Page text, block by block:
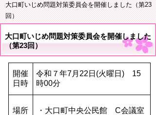
大口町いじめ問題対策委員会を開催しました（第23
回）
大口町いじめ問題対策委員会を開催しました
（第23回）
開催
日時
令和７年7月22日(火曜日) 15
時00分
場所 ・大口町中央公民館 C会議室